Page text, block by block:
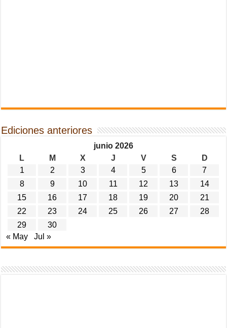
Ediciones anteriores
junio 2026
L
M X J V S
D
1
2 3 4 5 6
7
8
9 10 11 12 13
14
15
16 17 18 19 20
21
22
23 24 25 26 27
28
29
30
« May
Jul »